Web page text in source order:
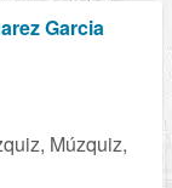
Garcia
Múzquiz,